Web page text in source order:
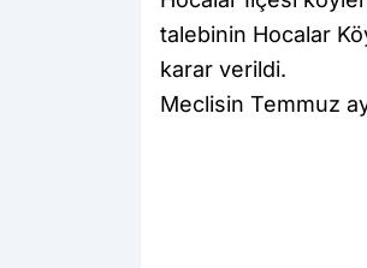
talebinin Hocalar
karar verildi.
Meclisin Temmuz